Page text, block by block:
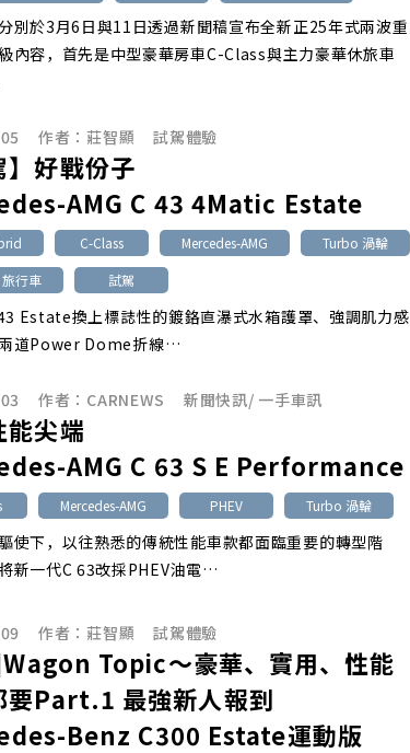
別於3月6日與11日透過新聞稿宣布全新正25年式兩波重
內容，首先是中型豪華房車C-Class與主力豪華休旅車
作者：莊智顯 試駕體驗
】好戰份子
AMG C 43 4Matic Estate
C-Class Mercedes-AMG
Turbo 渦輪
行車
試駕
Estate換上標誌性的鍍鉻直瀑式水箱護罩、強調肌力感
道Power Dome折線…
作者： CARNEWS 新聞快訊/ 一手車訊
能尖端
AMG C 63 S E Performance
Mercedes-AMG PHEV Turbo 渦輪
使下，以往熟悉的傳統性能車款都面臨重要的轉型階
新一代C 63改採PHEV油電…
作者：莊智顯 試駕體驗
Topic～豪華、實用、性能
要Part.1 最強新人報到
Benz C300 Estate運動版